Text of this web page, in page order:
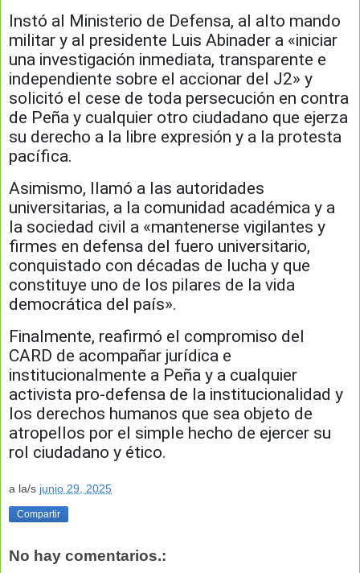
Instó al Ministerio de Defensa, al alto mando
militar y al presidente Luis Abinader a «iniciar
una investigación inmediata, transparente e
independiente sobre el accionar del J2» y
solicitó el cese de toda persecución en contra
de Peña y cualquier otro ciudadano que ejerza
su derecho a la libre expresión y a la protesta
pacífica.
Asimismo, llamó a las autoridades
universitarias, a la comunidad académica y a
la sociedad civil a «mantenerse vigilantes y
firmes en defensa del fuero universitario,
conquistado con décadas de lucha y que
constituye uno de los pilares de la vida
democrática del país».
Finalmente, reafirmó el compromiso del
CARD de acompañar jurídica e
institucionalmente a Peña y a cualquier
activista pro-defensa de la institucionalidad y
los derechos humanos que sea objeto de
atropellos por el simple hecho de ejercer su
rol ciudadano y ético.
a la/s junio 29, 2025
Compartir
No hay comentarios.: